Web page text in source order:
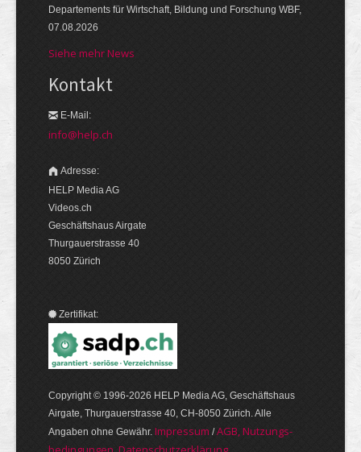
Departements für Wirtschaft, Bildung und Forschung WBF,
07.08.2026
Siehe mehr News
Kontakt
E-Mail:
info@help.ch
Adresse:
HELP Media AG
Videos.ch
Geschäftshaus Airgate
Thurgauerstrasse 40
8050 Zürich
Zertifikat:
Copyright © 1996-2026 HELP Media AG, Geschäftshaus
Airgate, Thurgauer­strasse 40, CH-8050 Zürich. Alle
Angaben ohne Gewähr. Im­pres­sum /AGB, Nut­zungs­